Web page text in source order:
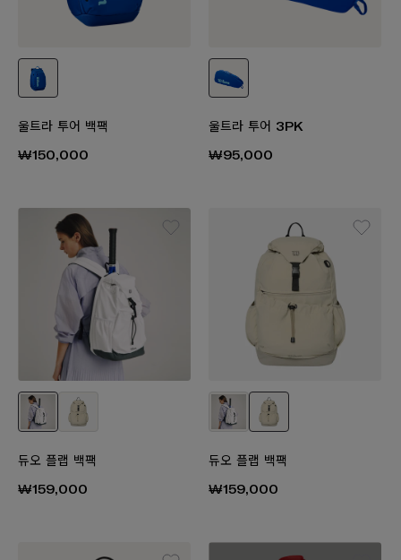
울트라 투어 백팩
₩150,000
울트라 투어 3PK
₩95,000
듀오 플랩 백팩
₩159,000
듀오 플랩 백팩
₩159,000